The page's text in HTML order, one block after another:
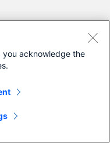
you acknowledge the